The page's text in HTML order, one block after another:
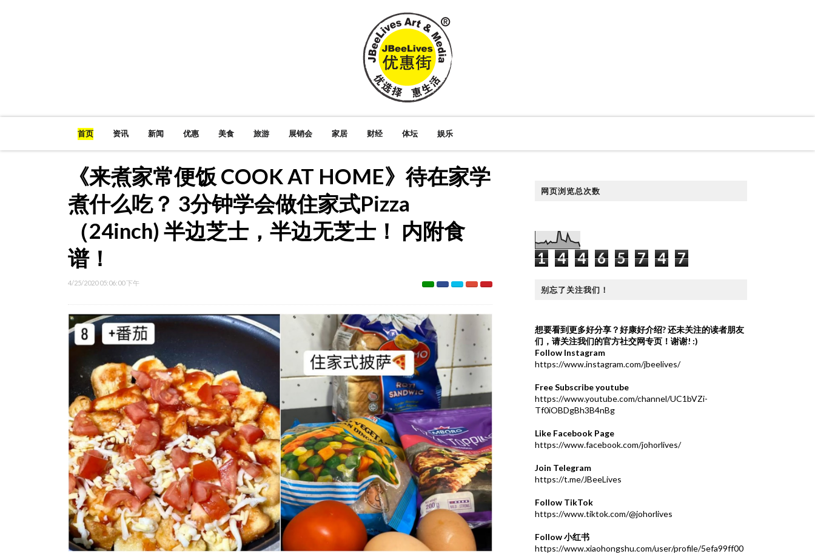
首页 资讯 新闻 优惠 美食 旅游 展销会 家居 财经 体坛 娱乐
《来煮家常便饭 COOK AT HOME》待在家学
煮什么吃？ 3分钟学会做住家式Pizza
（24inch) 半边芝士，半边无芝士！ 内附食
谱！
4/25/2020 05:06:00 下午
网页浏览总次数
1 4 4 6 5 7 4 7
别忘了关注我们！
想要看到更多好分享？好康好介绍?还未关注的读者朋友
们，请关注我们的官方社交网专页！谢谢! :)
Follow Instagram
https://www.instagram.com/jbeelives/
Free Subscribe youtube
https://www.youtube.com/channel/UC1bVZi-
Tf0iOBDgBh3B4nBg
Like Facebook Page
https://www.facebook.com/johorlives/
Join Telegram
https://t.me/JBeeLives
Follow TikTok
https://www.tiktok.com/@johorlives
Follow 小红书
https://www.xiaohongshu.com/user/profile/5efa99ff00